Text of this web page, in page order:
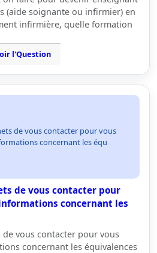
(aide soignante ou infirmier) en
infirmière, quelle formation
l'Question
de vous contacter pour vous
concernant les équ
de vous contacter pour
concernant les
de vous contacter pour vous
concernant les équivalences